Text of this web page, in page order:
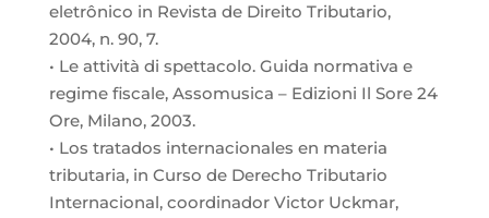
eletrônico in Revista de Direito Tributario,
2004, n. 90, 7.
• Le attività di spettacolo. Guida normativa e
regime fiscale, Assomusica – Edizioni Il Sore 24
Ore, Milano, 2003.
• Los tratados internacionales en materia
tributaria, in Curso de Derecho Tributario
Internacional, coordinador Victor Uckmar,